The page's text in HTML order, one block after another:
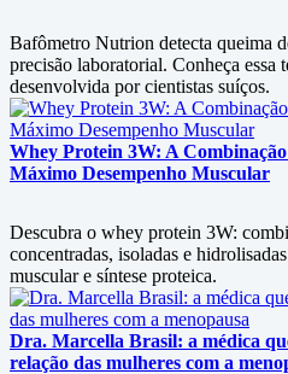
Bafômetro Nutrion detecta queima
precisão laboratorial. Conheça essa
desenvolvida por cientistas suíços.
Whey Protein 3W: A
Máximo Desempenho Muscular
Descubra o whey protein 3W:
concentradas, isoladas e
muscular e síntese proteica.
Dra. Marcella Brasil: a médica
relação das mulheres com a